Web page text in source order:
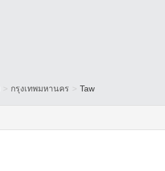
> กรุงเทพมหานคร > Taw